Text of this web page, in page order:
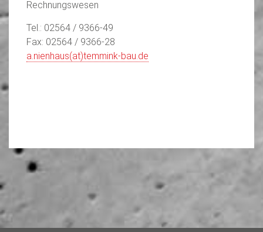
Rechnungswesen
Tel.: 02564 / 9366-49
Fax: 02564 / 9366-28
a.nienhaus(at)temmink-bau.de